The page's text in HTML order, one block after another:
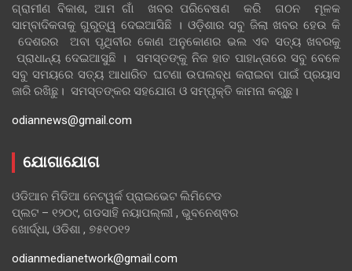
ଗ୍ରାମୀଣ ବିକାଶ, ଆମ ଗାଁ ଖବର ପରିବେଷଣ କରି ଗଠନ ମୂଳକ
ସାମ୍ବାଦିକତାକୁ ଗୁରୁତ୍ୱ ଦେଇଆସିଛି । ଓଡ଼ିଶାର ସବୁ ଜିଲା ଖବର ହେଉ କି
ଦେଶରର ଅବା ପୃଥିବୀର କୋଣ ଅନୁକୋଣର ଭଲ ଏବ ସତ୍ୟ ଖବରକୁ
ପ୍ରାଧାନ୍ୟ ଦେଇଆସୁଛି । ସମସ୍ତଙ୍କୁ ନିଜ ହାତ ପାହାନ୍ତାରେ ସବୁ ବେଳେ
ସବୁ ସମୟରେ ସତ୍ୟ ଆଧାରିତ ଘଟଣା ଉପଲବ୍ଧ କରାଇବା ପାଇଁ ପ୍ରୟାସ
ଜାରି ରଖିଛୁ। ସମସ୍ତଙ୍କର ସହଯୋଗ ଓ ସମ୍ପୃକ୍ତି କାମନା କରୁଛୁ।
odiannews@gmail.com
ଯୋଗାଯୋଗ
ଓଡିଆନ ମିଡିଆ ନେଟୱର୍କ ପ୍ରାଇଭେଟ ଲିମିଟେଡ
ପ୍ଲଟ – ୧୨୦୯, ଗଡସାହି ନୟାପଲ୍ଲୀ , ଭୁବନେଶ୍ଵର
ଖୋର୍ଦ୍ଧା, ଓଡିଶା , ୭୫୧୦୧୨
odianmedianetwork@gmail.com